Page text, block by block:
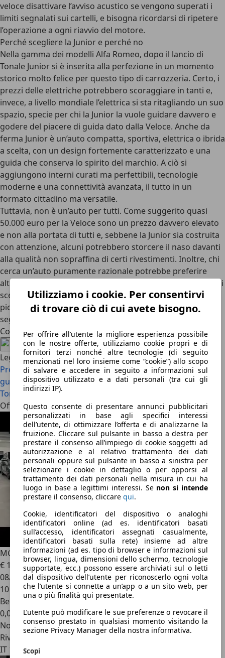
Utilizziamo i cookie. Per consentirvi
di trovare ciò di cui avete bisogno.
Per offrire all’utente la migliore esperienza possibile
con le nostre offerte, utilizziamo cookie propri e di
fornitori terzi nonché altre tecnologie (di seguito
menzionati nel loro insieme come “cookie”) allo scopo
di salvare e accedere in seguito a informazioni sul
dispositivo utilizzato e a dati personali (tra cui gli
indirizzi IP).
Questo consente di presentare annunci pubblicitari
personalizzati in base agli specifici interessi
dell’utente, di ottimizzare l’offerta e di analizzarne la
fruizione. Cliccare sul pulsante in basso a destra per
prestare il consenso all’impiego di cookie soggetti ad
autorizzazione e al relativo trattamento dei dati
personali oppure sul pulsante in basso a sinistra per
selezionare i cookie in dettaglio o per opporsi al
trattamento dei dati personali nella misura in cui ha
luogo in base a legittimi interessi. Se non si intende
prestare il consenso, cliccare qui.
Cookie, identificatori del dispositivo o analoghi
identificatori online (ad es. identificatori basati
sull’accesso, identificatori assegnati casualmente,
identificatori basati sulla rete) insieme ad altre
informazioni (ad es. tipo di browser e informazioni sul
browser, lingua, dimensioni dello schermo, tecnologie
supportate, ecc.) possono essere archiviati sul o letti
dal dispositivo dell’utente per riconoscerlo ogni volta
che l’utente si connette a un’app o a un sito web, per
una o più finalità qui presentate.
L’utente può modificare le sue preferenze o revocare il
consenso prestato in qualsiasi momento visitando la
sezione Privacy Manager della nostra informativa.
Scopi
veloce disattivare l’avviso acustico se vengono superati i
limiti segnalati sui cartelli, e bisogna ricordarsi di ripetere
l’operazione a ogni riavvio del motore.
Perché scegliere la Junior e perché no
Nella gamma dei modelli Alfa Romeo, dopo il lancio di
Tonale Junior si è inserita alla perfezione in un momento
storico molto felice per questo tipo di carrozzeria. Certo, i
prezzi delle elettriche potrebbero scoraggiare in tanti e,
invece, a livello mondiale l’elettrica si sta ritagliando un suo
spazio, specie per chi la Junior la vuole guidare davvero e
godere del piacere di guida dato dalla Veloce. Anche da
ferma Junior è un’auto compatta, sportiva, elettrica o ibrida
a scelta, con un design fortemente caratterizzato e una
guida che conserva lo spirito del marchio. A ciò si
aggiungono interni curati ma perfettibili, tecnologie
moderne e una connettività avanzata, il tutto in un
formato cittadino ma versatile.
Tuttavia, non è un’auto per tutti. Come suggerito quasi
50.000 euro per la Veloce sono un prezzo davvero elevato
e non alla portata di tutti e, sebbene la Junior sia costruita
con attenzione, alcuni potrebbero storcere il naso davanti
alla qualità non sopraffina di certi rivestimenti. Inoltre, chi
cerca un’auto puramente razionale potrebbe preferire
alternative più spaziose o pratiche. La Junior si rivolge a chi
sceglie con il cuore, ma senza rinunciare alla testa: è una
piccola premium emozionale, pensata per distinguersi e
segnare un
Condividi l'articolo
Leggi anche
Prova Alfa Romeo Giulia: è ancora lei la più bella da
guidare? Peccato la tecnologia di bordoProva Alfa Romeo
Tonale: plug-in sportivo, ma occhio alle ricariche
Offerte attuali
MG ZS1.5 Standard
€ 13.9901
08/2026
10 km
Benzina
0,0 l/100 km (comb.)
Novità
Rivenditore
IT 10092